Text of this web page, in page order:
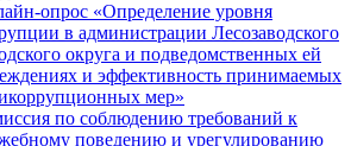
опрос «Определение уровня
в администрации Лесозаводского
округа и подведомственных ей
и эффективность принимаемых
мер»
по соблюдению требований к
поведению и урегулированию